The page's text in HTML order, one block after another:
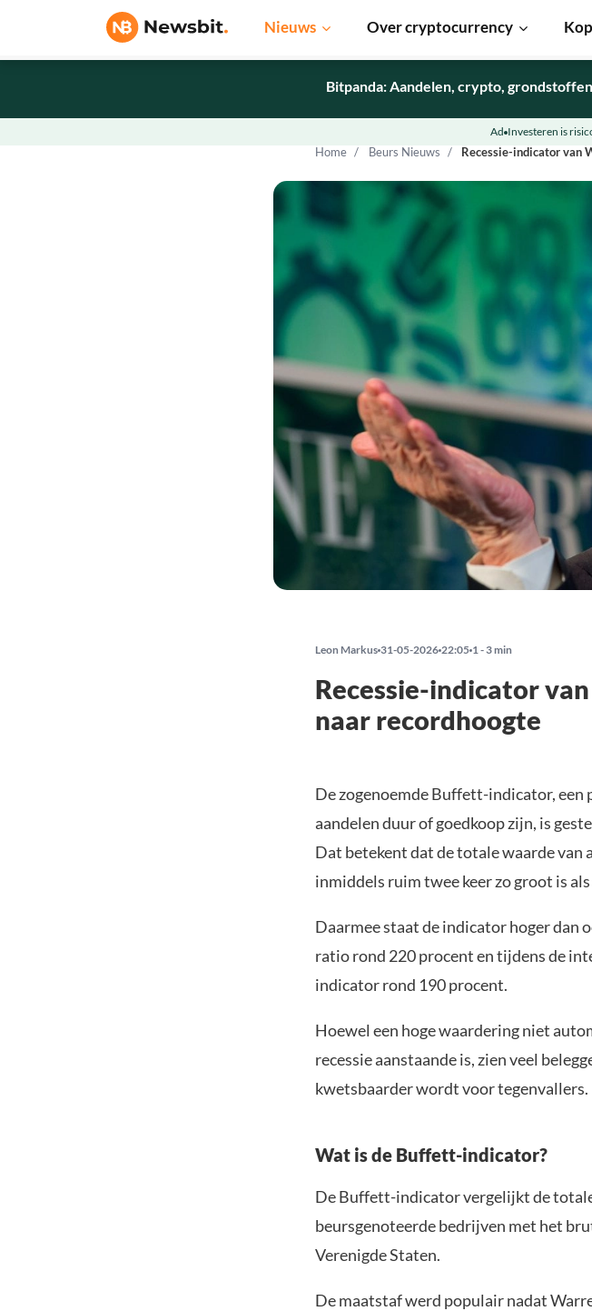
Nieuws Over cryptocurrency
Home Beurs Nieuws Recessie-indicator van
Bitpanda: Aandelen, crypto,
Ad Investeren is
Leon Markus 31-05-2026 22:05 1 - 3 min
Recessie-indicator
naar recordhoogte
De zogenoemde Buffett-indicator,
aandelen duur of goedkoop zijn, is
Dat betekent dat de totale waarde van
inmiddels ruim twee keer zo groot is
Daarmee staat de indicator hoger dan
ratio rond 220 procent en tijdens de
indicator rond 190 procent.
Hoewel een hoge waardering niet
recessie aanstaande is, zien veel
kwetsbaarder wordt voor tegenvallers.
Wat is de Buffett-indicator?
De Buffett-indicator vergelijkt de
beursgenoteerde bedrijven met het
Verenigde Staten.
De maatstaf werd populair nadat